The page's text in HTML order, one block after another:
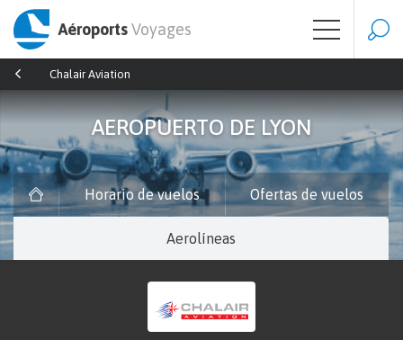
AéroportsVoyages
Chalair Aviation
AEROPUERTO DE LYON
Horario de vuelos Ofertas de vuelos
Aerolíneas